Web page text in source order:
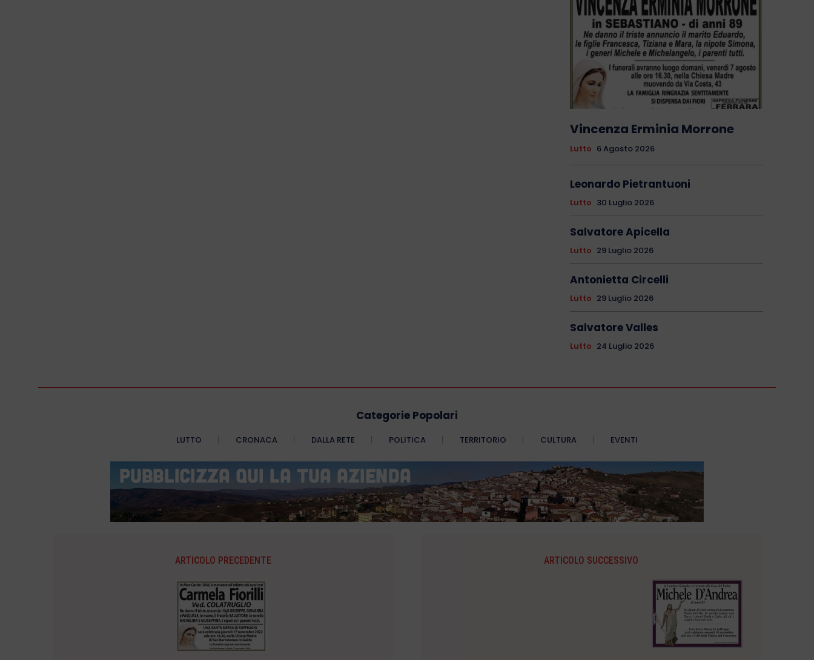
Vincenza Erminia Morrone
Lutto 6 Agosto 2026
Leonardo Pietrantuoni
Lutto 30 Luglio 2026
Salvatore Apicella
Lutto 29 Luglio 2026
Antonietta Circelli
Lutto 29 Luglio 2026
Salvatore Valles
Lutto 24 Luglio 2026
Categorie Popolari
LUTTO CRONACA DALLA RETE POLITICA TERRITORIO CULTURA EVENTI
ARTICOLO PRECEDENTE ARTICOLO SUCCESSIVO